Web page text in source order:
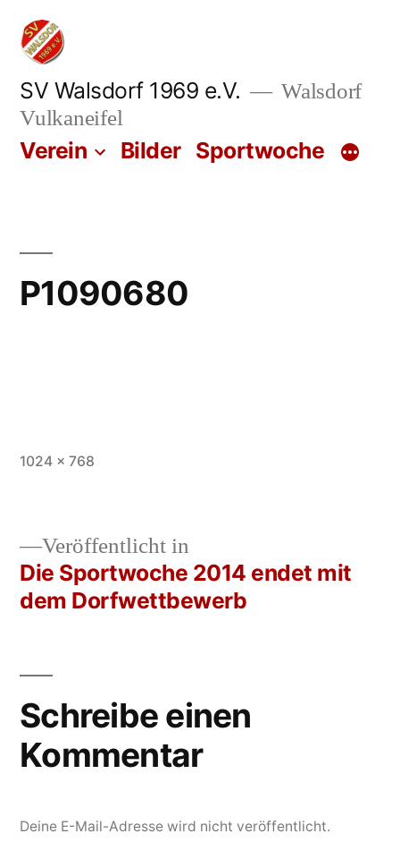
Zum
Inhalt
springen
SV Walsdorf 1969 e.V.
Walsdorf
Vulkaneifel
Verein Bilder Sportwoche
P1090680
Vollständige
1024 × 768
Beitrags-
Veröffentlicht in
Die Sportwoche 2014 endet mit
dem Dorfwettbewerb
Schreibe einen
Kommentar
Deine E-Mail-Adresse wird nicht veröffentlicht.